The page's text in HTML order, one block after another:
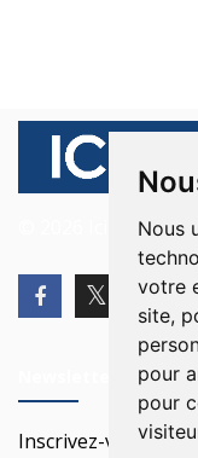
Nous
votre
site,
pour
pour
© 2026 Ici
Inscrivez-vous à